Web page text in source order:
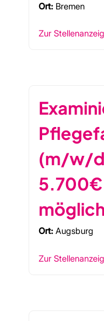
Ort: Bremen
Zur
(m/w/
5.700€
möglich
Ort: Augsburg
Zur